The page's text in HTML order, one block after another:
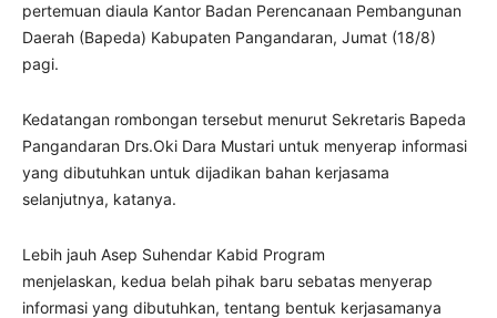
pertemuan diaula Kantor Badan Perencanaan Pembangunan
Daerah (Bapeda) Kabupaten Pangandaran, Jumat (18/8)
pagi.
Kedatangan rombongan tersebut menurut Sekretaris Bapeda
Pangandaran Drs.Oki Dara Mustari untuk menyerap informasi
yang dibutuhkan untuk dijadikan bahan kerjasama
selanjutnya, katanya.
Lebih jauh Asep Suhendar Kabid Program
menjelaskan, kedua belah pihak baru sebatas menyerap
informasi yang dibutuhkan, tentang bentuk kerjasamanya